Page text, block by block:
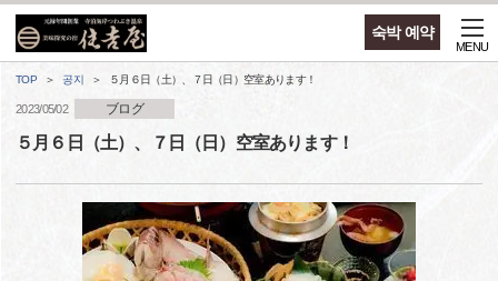
숙박 예약
MENU
TOP 공지 ５月６日（土）、７日（日）空室あります！
2023/05/02 ブログ
５月６日（土）、７日（日）空室あります！